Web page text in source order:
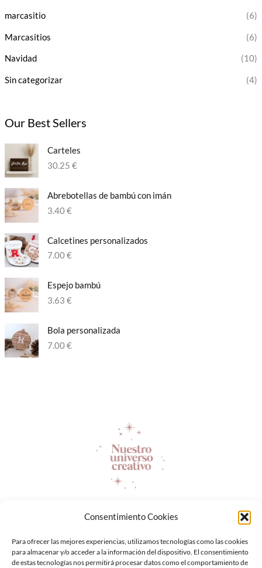
Consentimiento Cookies
Para ofrecer las mejores experiencias, utilizamos tecnologías como las cookies
para almacenar y/o acceder a la información del dispositivo. El consentimiento
de estas tecnologías nos permitirá procesar datos como el comportamiento de
marcasitio (6)
Marcasitios (6)
Navidad (10)
Sin categorizar (4)
Our Best Sellers
Carteles
30.25 €
Abrebotellas de bambú con imán
3.40€
Calcetines personalizados​
7.00€
Espejo bambú
3.63 €
Bola personalizada​
7.00€
Laboral
Sobre nosotros